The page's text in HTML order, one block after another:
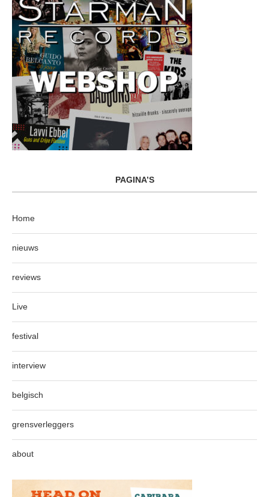
PAGINA’S
Home
nieuws
reviews
Live
festival
interview
belgisch
grensverleggers
about